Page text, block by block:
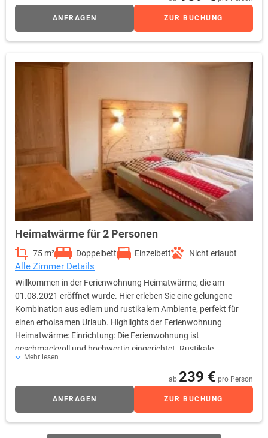
Stimmung, ideal für entspannte Abende. Ambiente: Die
verleiht der Wohnung eine einzigartige Note, die Sie begeistern
genießen Sie Ihren Aufenthalt in dieser einladenden
ANFRAGEN ZUR BUCHUNG
Heimatwärme für 2 Personen
75 m² Doppelbett Einzelbett Nicht erlaubt
Alle Zimmer Details
Willkommen in der Ferienwohnung Heimatwärme, die am
01.08.2021 eröffnet wurde. Hier erleben Sie eine gelungene
Kombination aus edlem und rustikalem Ambiente, perfekt für
einen erholsamen Urlaub. Highlights der Ferienwohnung
Heimatwärme: Einrichtung: Die Ferienwohnung ist
geschmackvoll und hochwertig eingerichtet. Rustikale
Holzmöbel und edle Dekorationen schaffen eine gemütliche
Atmosphäre. Kaminofen: Der Kaminofen sorgt nicht nur für
wohlige Wärme, sondern auch für eine besonders heimelige
Stimmung, ideal für entspannte Abende. Ambiente: Die
Verbindung von rustikalem Charme und eleganten Details
Mehr lesen
ab 239 € pro Person
ANFRAGEN ZUR BUCHUNG